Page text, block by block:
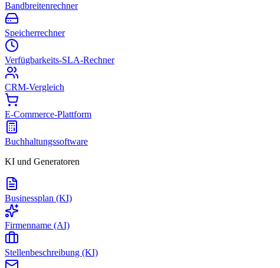
Bandbreitenrechner
Speicherrechner
Verfügbarkeits-SLA-Rechner
CRM-Vergleich
E-Commerce-Plattform
Buchhaltungssoftware
KI und Generatoren
Businessplan (KI)
Firmenname (AI)
Stellenbeschreibung (KI)